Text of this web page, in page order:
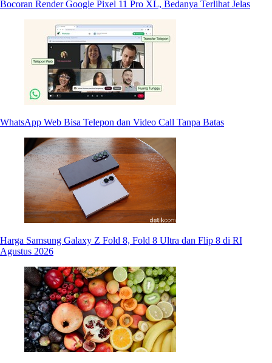
Bocoran Render Google Pixel 11 Pro XL, Bedanya Terlihat Jelas
WhatsApp Web Bisa Telepon dan Video Call Tanpa Batas
Harga Samsung Galaxy Z Fold 8, Fold 8 Ultra dan Flip 8 di RI
Agustus 2026